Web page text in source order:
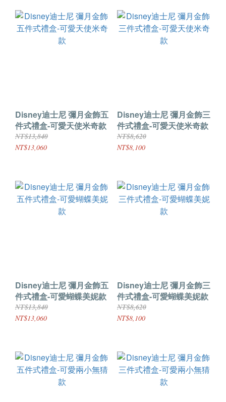
Disney迪士尼 彌月金飾五
件式禮盒-可愛天使米奇款
NT$13,840
NT$13,060
Disney迪士尼 彌月金飾三
件式禮盒-可愛天使米奇款
NT$8,620
NT$8,100
Disney迪士尼 彌月金飾五
件式禮盒-可愛蝴蝶美妮款
NT$13,840
NT$13,060
Disney迪士尼 彌月金飾三
件式禮盒-可愛蝴蝶美妮款
NT$8,620
NT$8,100